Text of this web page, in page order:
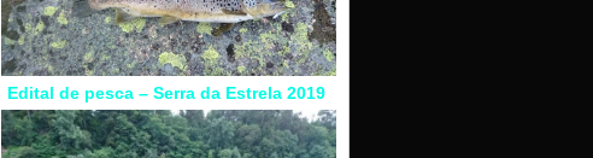
Edital de pesca – Serra da Estrela 2019